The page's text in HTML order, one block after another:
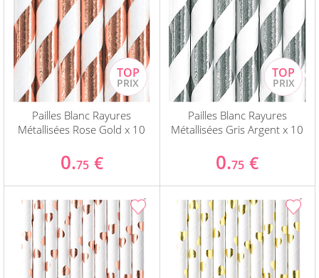
Pailles Blanc Rayures
Métallisées Rose Gold x 10
0.75 €
Pailles Blanc Rayures
Métallisées Gris Argent x 10
0.75 €